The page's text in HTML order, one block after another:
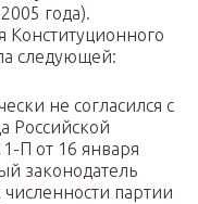
года).
Конституционного
следующей:
не согласился с
Российской
П от 16 января
законодатель
партии